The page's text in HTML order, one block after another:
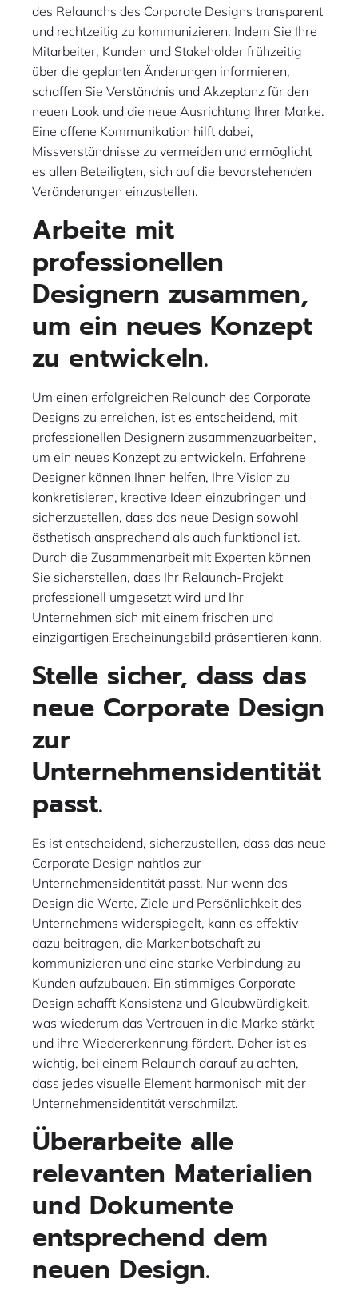
des Relaunchs des Corporate Designs transparent
und rechtzeitig zu kommunizieren. Indem Sie Ihre
Mitarbeiter, Kunden und Stakeholder frühzeitig
über die geplanten Änderungen informieren,
schaffen Sie Verständnis und Akzeptanz für den
neuen Look und die neue Ausrichtung Ihrer Marke.
Eine offene Kommunikation hilft dabei,
Missverständnisse zu vermeiden und ermöglicht
es allen Beteiligten, sich auf die bevorstehenden
Veränderungen einzustellen.
Arbeite mit
professionellen
Designern zusammen,
um ein neues Konzept
zu entwickeln.
Um einen erfolgreichen Relaunch des Corporate
Designs zu erreichen, ist es entscheidend, mit
professionellen Designern zusammenzuarbeiten,
um ein neues Konzept zu entwickeln. Erfahrene
Designer können Ihnen helfen, Ihre Vision zu
konkretisieren, kreative Ideen einzubringen und
sicherzustellen, dass das neue Design sowohl
ästhetisch ansprechend als auch funktional ist.
Durch die Zusammenarbeit mit Experten können
Sie sicherstellen, dass Ihr Relaunch-Projekt
professionell umgesetzt wird und Ihr
Unternehmen sich mit einem frischen und
einzigartigen Erscheinungsbild präsentieren kann.
Stelle sicher, dass das
neue Corporate Design
zur
Unternehmensidentität
passt.
Es ist entscheidend, sicherzustellen, dass das neue
Corporate Design nahtlos zur
Unternehmensidentität passt. Nur wenn das
Design die Werte, Ziele und Persönlichkeit des
Unternehmens widerspiegelt, kann es effektiv
dazu beitragen, die Markenbotschaft zu
kommunizieren und eine starke Verbindung zu
Kunden aufzubauen. Ein stimmiges Corporate
Design schafft Konsistenz und Glaubwürdigkeit,
was wiederum das Vertrauen in die Marke stärkt
und ihre Wiedererkennung fördert. Daher ist es
wichtig, bei einem Relaunch darauf zu achten,
dass jedes visuelle Element harmonisch mit der
Unternehmensidentität verschmilzt.
Überarbeite alle
relevanten Materialien
und Dokumente
entsprechend dem
neuen Design.